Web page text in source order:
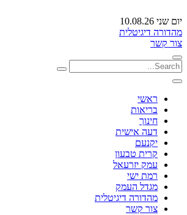
יום שני 10.08.26
מהדורה דיגיטלית
צור קשר
ראשי
בריאות
חינוך
דעה אישית
יקנעם
קרית טבעון
עמק יזרעאל
רמת ישי
מגדל העמק
מהדורה דיגיטלית
צור קשר